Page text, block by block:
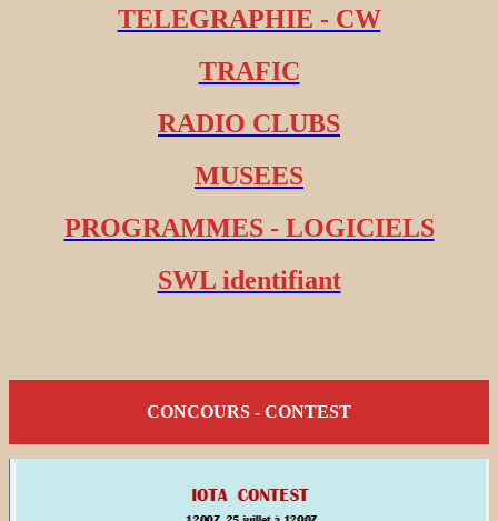
TELEGRAPHIE - CW
TRAFIC
RADIO CLUBS
MUSEES
PROGRAMMES - LOGICIELS
SWL identifiant
CONCOURS - CONTEST